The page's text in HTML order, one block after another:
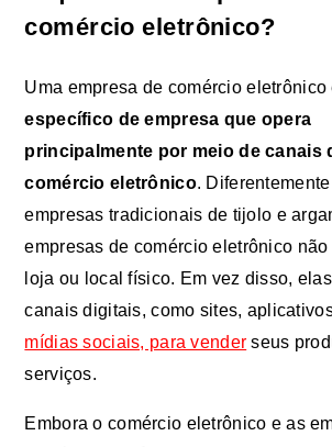
comércio eletrônico?
Uma empresa de comércio eletrônico
específico de empresa que opera
principalmente por meio de canais
comércio eletrônico.
empresas tradicionais de tijolo e
empresas de comércio eletrônico não
loja ou local físico. Em vez disso,
canais digitais, como sites,
mídias sociais, para vender seus
serviços.
Embora o comércio eletrônico e as